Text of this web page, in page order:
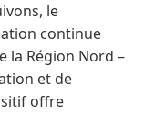
le
continue
la Région Nord –
et de
offre